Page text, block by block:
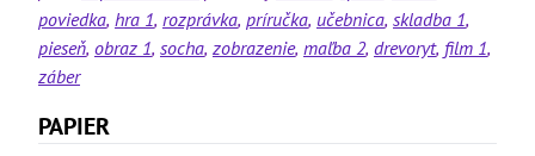
poviedka hra 1 rozprávka príručka učebnica skladba 1
pieseň obraz 1 socha zobrazenie maľba 2 drevoryt film 1
záber
PAPIER